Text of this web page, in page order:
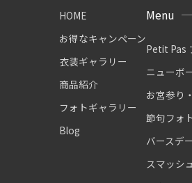
HOME
お得なキャンペーン
衣装ギャラリー
商品紹介
フォトギャラリー
Blog
Menu
Petit Pas
ニューボ
お宮参り
節句フォ
バースデ
スマッシ